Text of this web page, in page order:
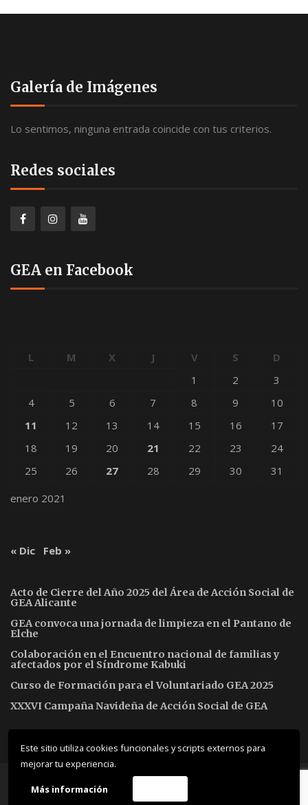
Este sitio utiliza cookies funcionales y scripts externos para
mejorar tu experiencia.
Más información
Galería de Imágenes
Lo sentimos, ninguna entrada coincide con tus criterios.
Redes sociales
GEA en Facebook
enero 2021
L M X J V S
D
1
2
3
4
5 6 7 8 9
10
11
12 13 14 15 16
17
18
19 20 21 22 23
24
25
26 27 28 29 30 31
« Dic Feb »
Acto de Cierre del Año 2025 del Área de Acción Social de
GEA Alicante
GEA convoca una jornada de limpieza en el Pantano de
Elche
Colaboración en el Encuentro nacional de familias y
afectados por el Síndrome Kabuki
Curso de Formación para el Voluntariado GEA 2025
XXXVI Campaña Navideña de Acción Social de GEA
© 2019 ThemeMascot. All Rights Reserved
WordPress Theme